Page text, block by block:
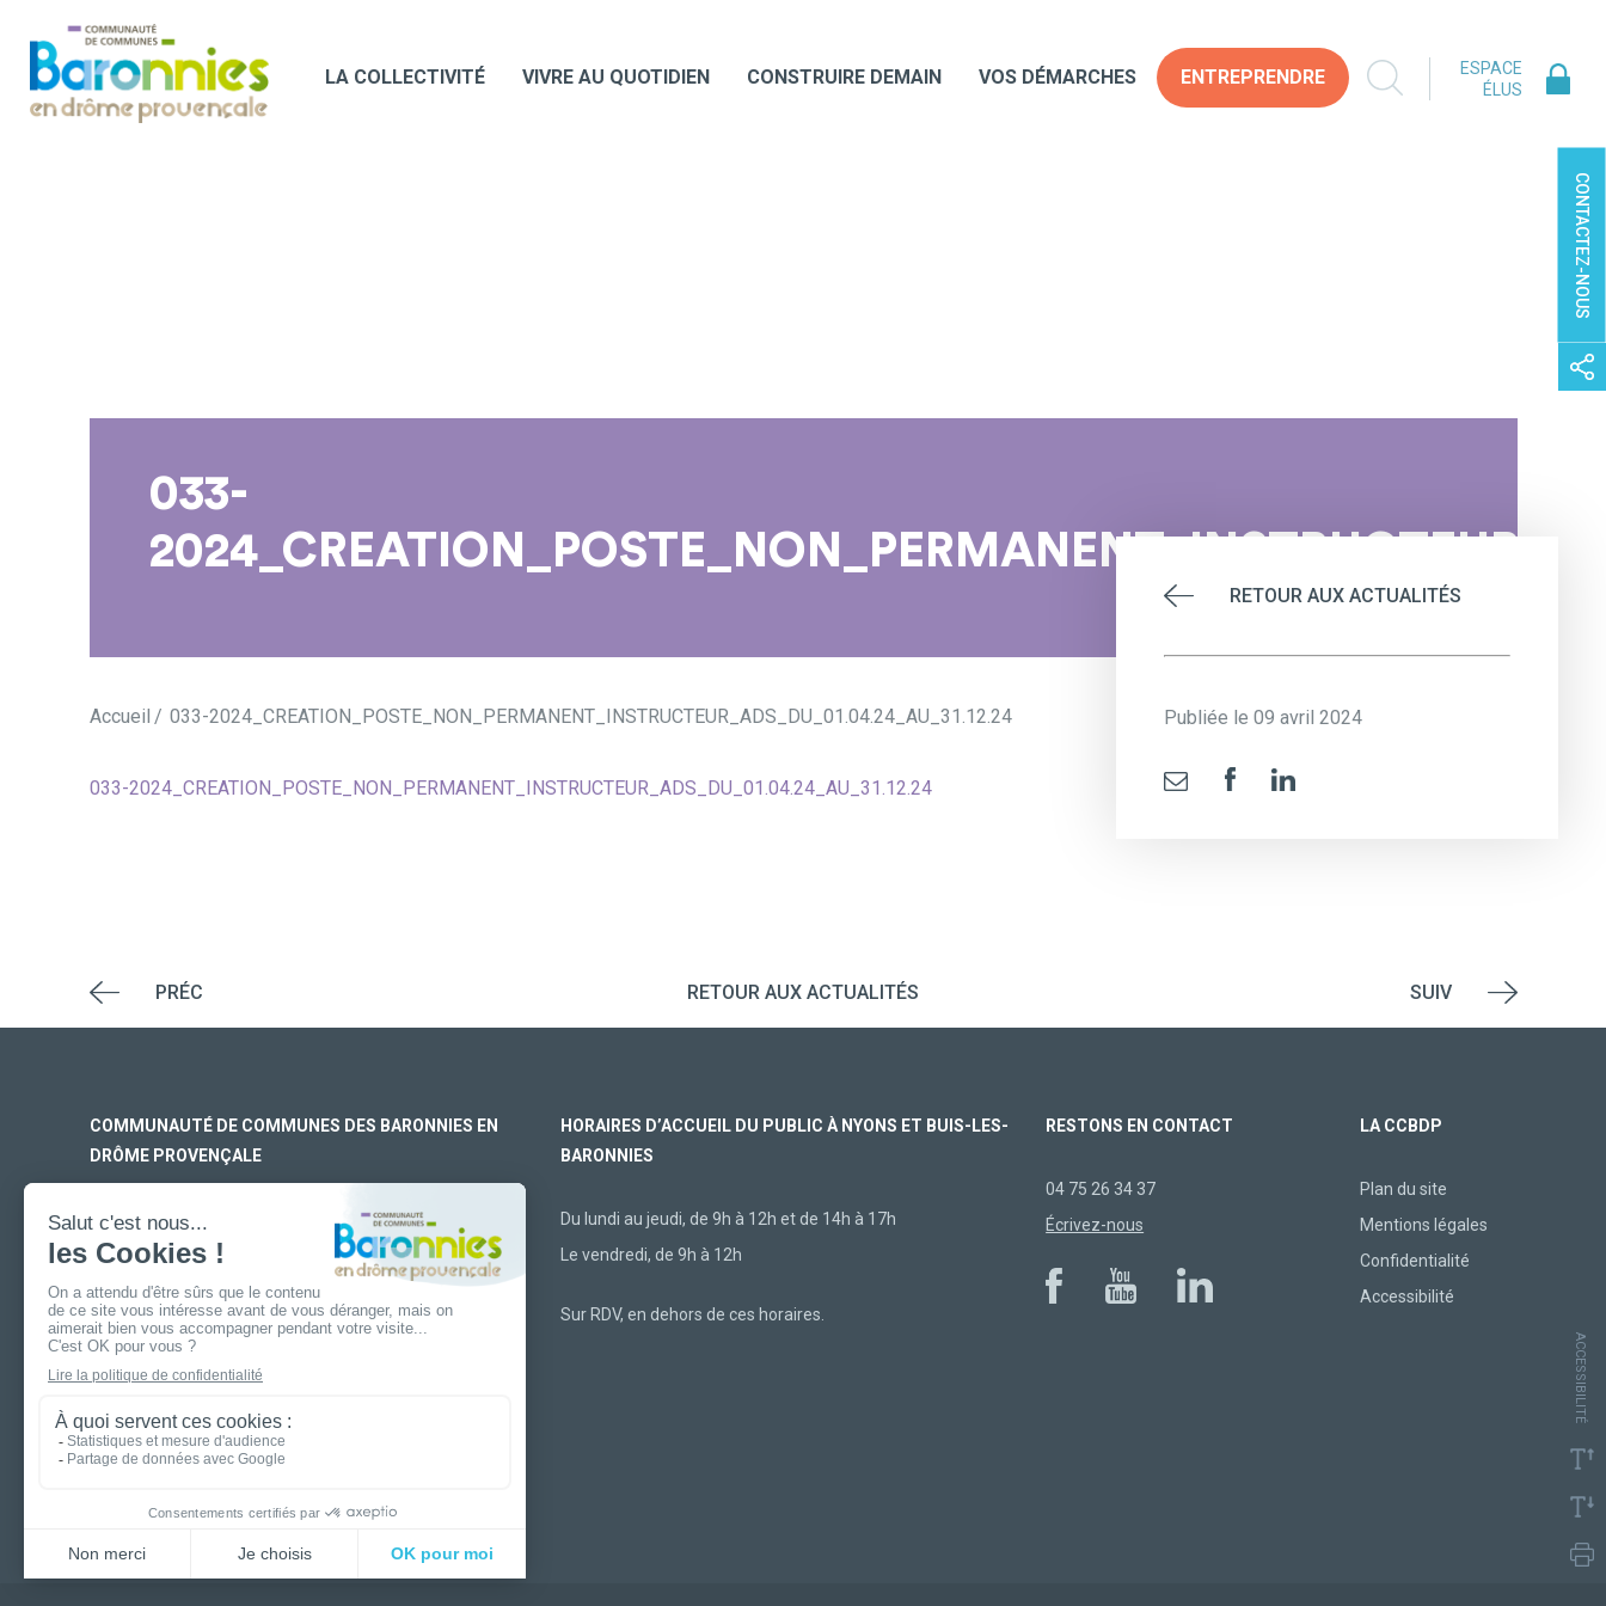
LA COLLECTIVITÉ VIVRE AU QUOTIDIEN CONSTRUIRE DEMAIN VOS DÉMARCHES ENTREPRENDRE
ESPACE
ÉLUS
CONTACTEZ-NOUS
033-
Accueil 033-2024_CREATION_POSTE_NON_PERMANENT_INSTRUCTEUR_ADS_DU_01.04.24_AU_31.12.24
RETOUR AUX ACTUALITÉS
Publiée le 09 avril 2024
033-2024_CREATION_POSTE_NON_PERMANENT_INSTRUCTEUR_ADS_DU_01.04.24_AU_31.12.24
PRÉC RETOUR AUX ACTUALITÉS SUIV
COMMUNAUTÉ DE COMMUNES DES BARONNIES EN
DRÔME PROVENÇALE
SIÈGE SOCIAL
170 rue Ferdinand Fert
Les Laurons – CS 30005
26110 Nyons
ANTENNE DE BUIS-LES-BARONNIES
19 boulevard Aristide Briand
26170 Buis-Les-Baronnies
HORAIRES D’ACCUEIL DU PUBLIC À NYONS ET BUIS-LES-
BARONNIES
Du lundi au jeudi, de 9h à 12h et de 14h à 17h
Le vendredi, de 9h à 12h
Sur RDV, en dehors de ces horaires.
RESTONS EN CONTACT
04 75 26 34 37
Écrivez-nous
LA CCBDP
Plan du site
Mentions légales
Confidentialité
Accessibilité
ACCESSIBILITÉ